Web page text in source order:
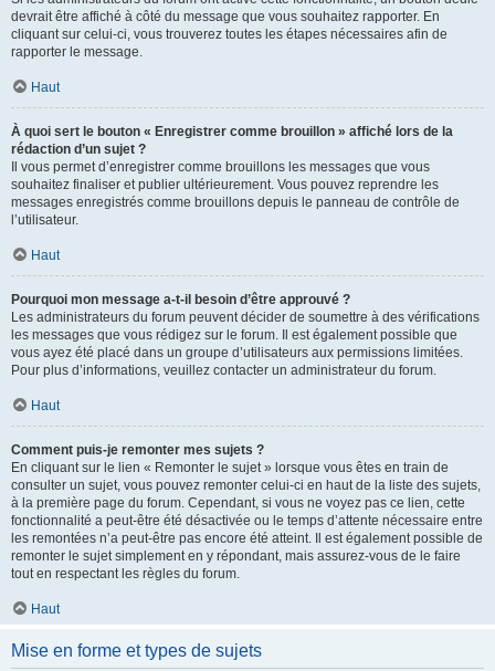
devrait être affiché à côté du message que vous souhaitez rapporter. En
cliquant sur celui-ci, vous trouverez toutes les étapes nécessaires afin de
rapporter le message.
Haut
À quoi sert le bouton « Enregistrer comme brouillon » affiché lors de la
rédaction d’un sujet ?
Il vous permet d’enregistrer comme brouillons les messages que vous
souhaitez finaliser et publier ultérieurement. Vous pouvez reprendre les
messages enregistrés comme brouillons depuis le panneau de contrôle de
l’utilisateur.
Haut
Pourquoi mon message a-t-il besoin d’être approuvé ?
Les administrateurs du forum peuvent décider de soumettre à des vérifications
les messages que vous rédigez sur le forum. Il est également possible que
vous ayez été placé dans un groupe d’utilisateurs aux permissions limitées.
Pour plus d’informations, veuillez contacter un administrateur du forum.
Haut
Comment puis-je remonter mes sujets ?
En cliquant sur le lien « Remonter le sujet » lorsque vous êtes en train de
consulter un sujet, vous pouvez remonter celui-ci en haut de la liste des sujets,
à la première page du forum. Cependant, si vous ne voyez pas ce lien, cette
fonctionnalité a peut-être été désactivée ou le temps d’attente nécessaire entre
les remontées n’a peut-être pas encore été atteint. Il est également possible de
remonter le sujet simplement en y répondant, mais assurez-vous de le faire
tout en respectant les règles du forum.
Haut
Mise en forme et types de sujets